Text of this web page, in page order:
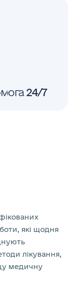
24/7
які щодня
лікування,
медичну